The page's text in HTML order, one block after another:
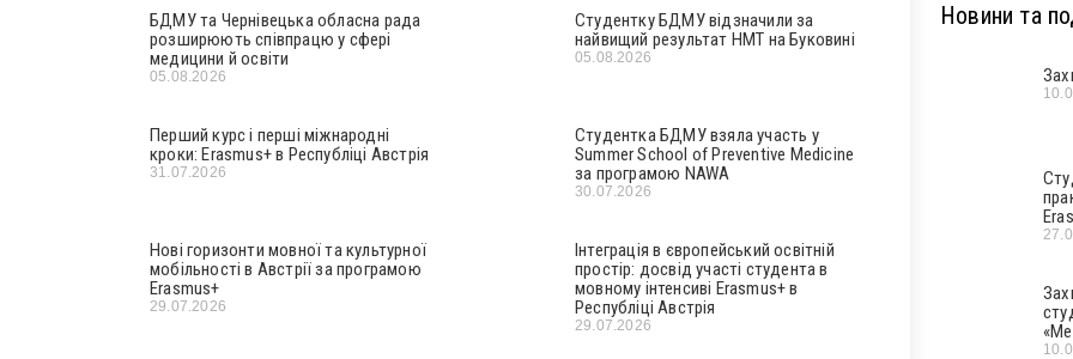
БДМУ та Чернівецька обласна рада
розширюють співпрацю у сфері
медицини й освіти
05.08.2026
Студентку БДМУ відзначили за
найвищий результат НМТ на Буковині
05.08.2026
Перший курс і перші міжнародні
кроки: Erasmus+ в Республіці Австрія
31.07.2026
Студентка БДМУ взяла участь у
Summer School of Preventive Medicine
за програмою NAWA
30.07.2026
Нові горизонти мовної та культурної
мобільності в Австрії за програмою
Erasmus+
29.07.2026
Інтеграція в європейський освітній
простір: досвід участі студента в
мовному інтенсиві Erasmus+ в
Республіці Австрія
29.07.2026
Новини та